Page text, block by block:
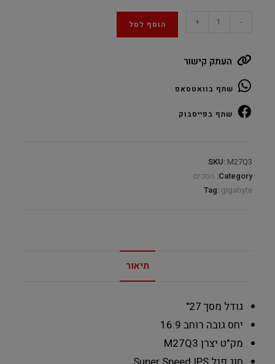
Gigabyte
2560X1440@320Hz
Super
Speed
IPS
-
+ הוסף לסל
העתק קישור
שתף בוואטסאפ
שתף בפייסבוק
SKU: M27Q3
Category: מסכים
Tag: gigabyte
תיאור
גודל מסך 27"
יחס גובה רוחב 16:9
מק"ט יצרן M27Q3